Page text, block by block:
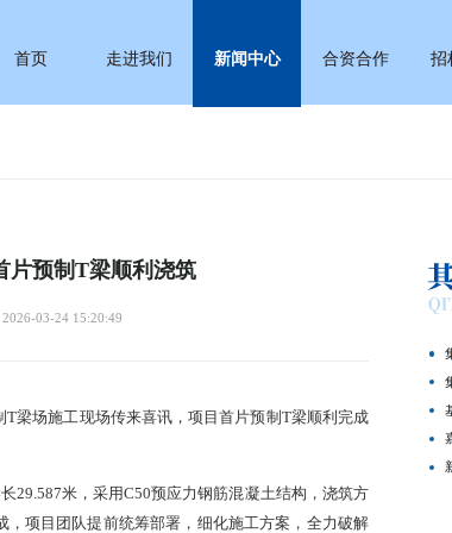
首页 走进我们 新闻中心 合资合作 招
片预制T梁顺利浇筑
03-24 15:20:49
梁场施工现场传来喜讯，项目首片预制T梁顺利完成
29.587米，采用C50预应力钢筋混凝土结构，浇筑方
项目团队提前统筹部署，细化施工方案，全力破解